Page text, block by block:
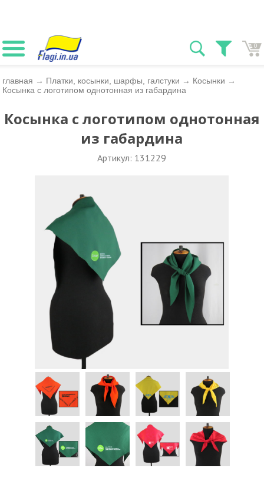
0
главная → Платки, косынки, шарфы, галстуки → Косынки →
Косынка с логотипом однотонная из габардина
Косынка с логотипом однотонная
из габардина
Артикул: 131229